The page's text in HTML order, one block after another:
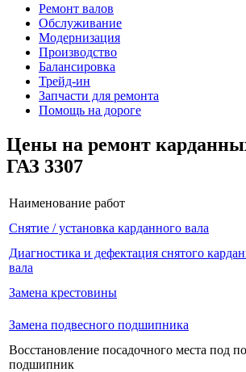
Ремонт валов
Обслуживание
Модернизация
Производство
Балансировка
Трейд-ин
Запчасти для ремонта
Помощь на дороге
Цены на ремонт
ГАЗ 3307
Наименование работ
Снятие / установка карданного вала
Диагностика и дефектация снятого
вала
Замена крестовины
Замена подвесного подшипника
Восстановление посадочного места под
подшипник